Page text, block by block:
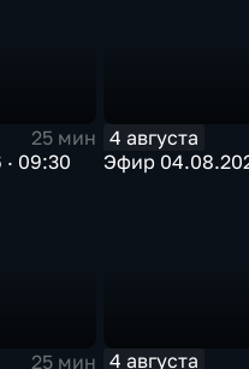
25 мин
09:30
4 августа
Эфир
25 мин 4 августа